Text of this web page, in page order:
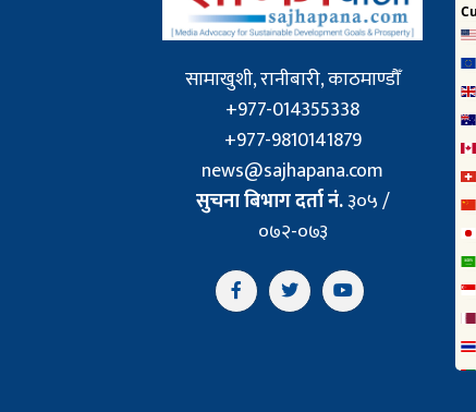
सामाखुशी, रानीबारी, काठमाण्डौँ
+977-014355338
+977-9810141879
news@sajhapana.com
सुचना बिभाग दर्ता नं.३०५ /
०७२-०७३